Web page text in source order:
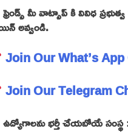
ఫ్రెండ్స్ మీ వాట్సాప్ కి వివిధ
అవ్వండి.
Join Our What’s
Join Our Telegram
ఉద్యోగాలను భర్తీ చేయబోయే